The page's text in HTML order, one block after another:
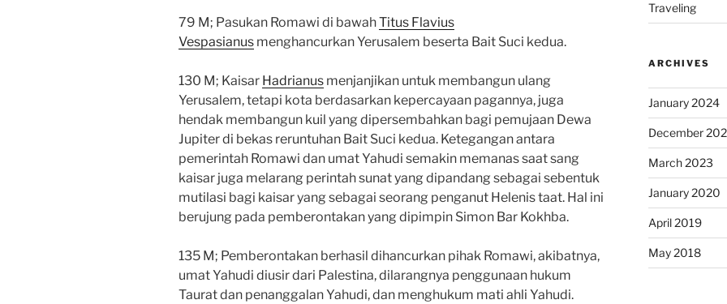
79 M; Pasukan Romawi di bawahTitus Flavius
Vespasianus menghancurkan Yerusalem beserta Bait Suci kedua.
130 M; Kaisar Hadrianus menjanjikan untuk membangun ulang
Yerusalem, tetapi kota berdasarkan kepercayaan pagannya, juga
hendak membangun kuil yang dipersembahkan bagi pemujaan Dewa
Jupiter di bekas reruntuhan Bait Suci kedua. Ketegangan antara
pemerintah Romawi dan umat Yahudi semakin memanas saat sang
kaisar juga melarang perintah sunat yang dipandang sebagai sebentuk
mutilasi bagi kaisar yang sebagai seorang penganut Helenis taat. Hal ini
berujung pada pemberontakan yang dipimpin Simon Bar Kokhba.
135 M; Pemberontakan berhasil dihancurkan pihak Romawi, akibatnya,
umat Yahudi diusir dari Palestina, dilarangnya penggunaan hukum
Taurat dan penanggalan Yahudi, dan menghukum mati ahli Yahudi.
Traveling
ARCHIVES
January 2024
December
March 2023
January 2020
April 2019
May 2018